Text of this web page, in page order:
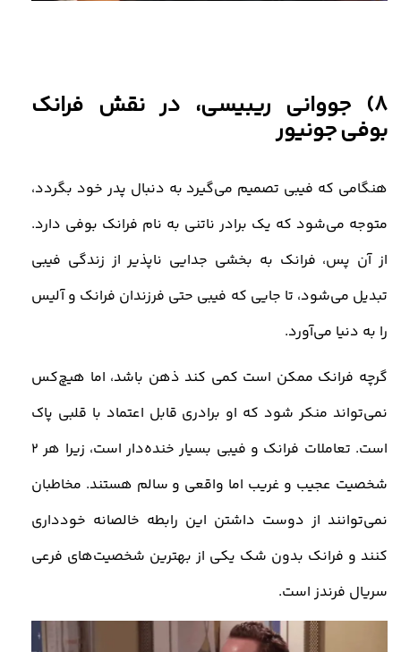
8) جووانی ریبیسی، در نقش فرانک
بوفیجونیور
هنگامی که فیبی تصمیم می‌گیرد به دنبال پدر خود بگردد،
متوجه می‌شود که یک برادر ناتنی به نام فرانک بوفی دارد.
از آن پس، فرانک به بخشی جدایی‌ ناپذیر از زندگی فیبی
تبدیل می‌شود، تا جایی که فیبی حتی فرزندان فرانک و آلیس
را به دنیا می‌آورد.
گرچه فرانک ممکن است کمی کند ذهن باشد، اما هیچ‌کس
نمی‌تواند منکر شود که او برادری قابل اعتماد با قلبی پاک
است. تعاملات فرانک و فیبی بسیار خنده‌دار است، زیرا هر 2
شخصیت عجیب و غریب اما واقعی و سالم هستند. مخاطبان
نمی‌توانند از دوست داشتن این رابطه خالصانه خودداری
کنند و فرانک بدون شک یکی از بهترین شخصیت‌های فرعی
سریال فرندز است.